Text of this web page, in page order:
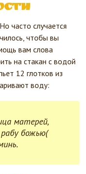
часто случается
чтобы вы
вам слова
на стакан с водой
12 глотков из
воду:
матерей,
рабу божью(